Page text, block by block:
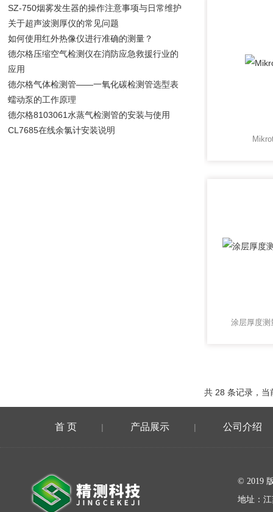
涂层厚度
共 28 条记录，
SZ-750烟雾发生器的操作注意事项与日常维护
关于超声波测厚仪的常见问题
如何使用红外热像仪进行准确的测量？
德尔格压缩空气检测仪在消防应急救援行业的
应用
德尔格气体检测管——一氧化碳检测管选型表
蠕动泵的工作原理
德尔格8103061水蒸气检测管的安装与使用
CL7685在线余氯计安装说明
首 页 | 产品展示 | 公司介绍
© 2019
地址：